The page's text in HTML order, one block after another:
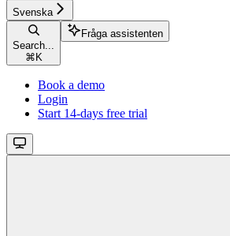
Svenska
Search...
⌘ K
Fråga assistenten
Book a demo
Login
Start 14-days free trial